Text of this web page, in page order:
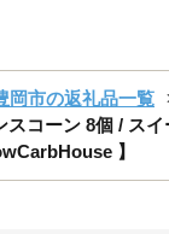
岡市の返礼品一覧
コーン 8個 / ス
】